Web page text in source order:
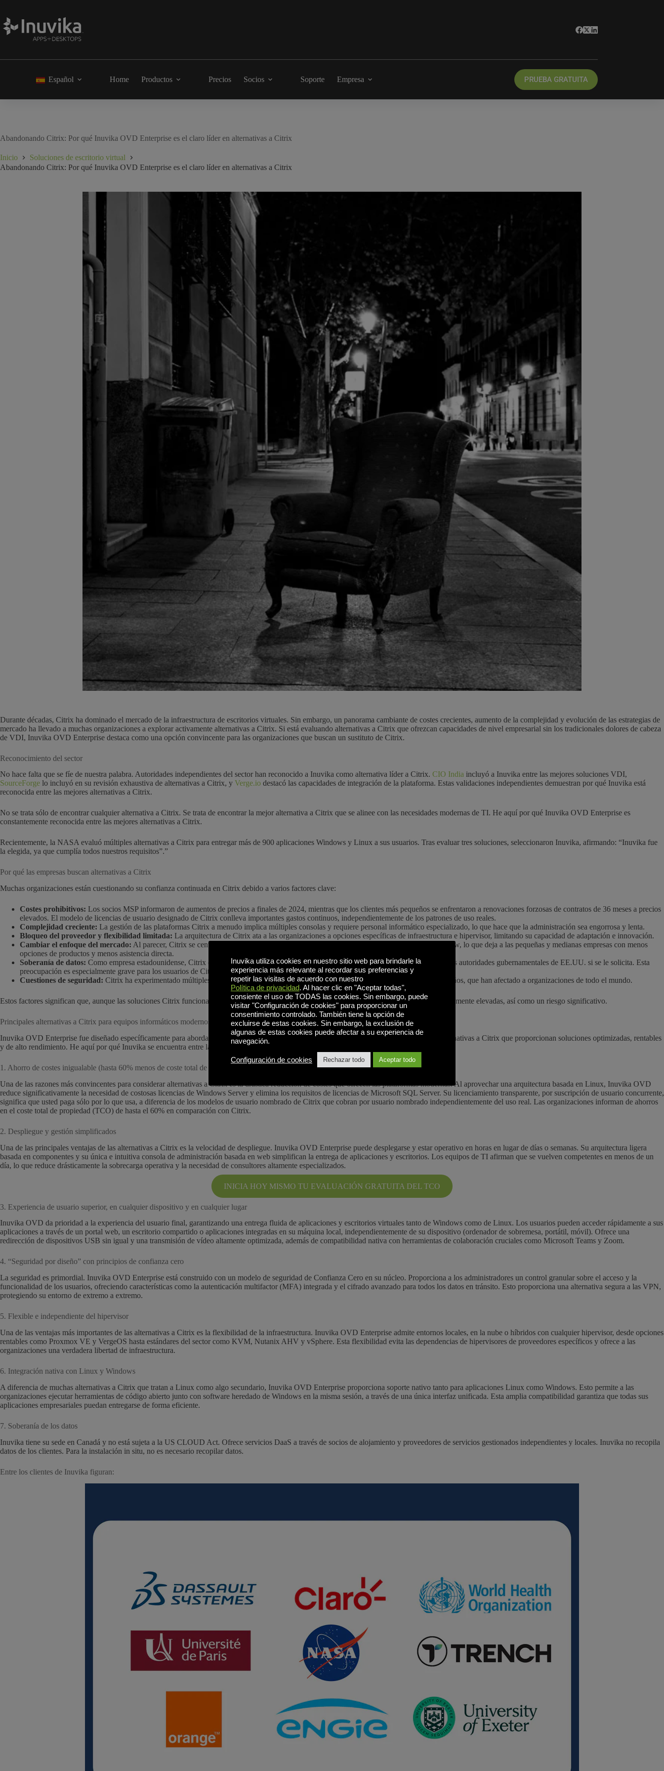
Español Home Productos Precios Socios Soporte Empresa PRUEBA GRATUITA
Abandonando Citrix: Por qué Inuvika OVD Enterprise es el claro líder en alternativas a Citrix
Inicio
Soluciones de escritorio virtual
Abandonando Citrix: Por qué Inuvika OVD Enterprise es el claro líder en alternativas a Citrix
Durante décadas, Citrix ha dominado el mercado de la infraestructura de escritorios virtuales. Sin embargo, un panorama cambiante de costes crecientes, aumento de la complejidad y evolución de las estrategias de
mercado ha llevado a muchas organizaciones a explorar activamente alternativas a Citrix. Si está evaluando alternativas a Citrix que ofrezcan capacidades de nivel empresarial sin los tradicionales dolores de cabeza
de VDI, Inuvika OVD Enterprise destaca como una opción convincente para las organizaciones que buscan un sustituto de Citrix.
Reconocimiento del sector
No hace falta que se fíe de nuestra palabra. Autoridades independientes del sector han reconocido a Inuvika como alternativa líder a Citrix. CIO India incluyó a Inuvika entre las mejores soluciones VDI,
SourceForge lo incluyó en su revisión exhaustiva de alternativas a Citrix, y Verge.io destacó las capacidades de integración de la plataforma. Estas validaciones independientes demuestran por qué Inuvika está
reconocida entre las mejores alternativas a Citrix.
No se trata sólo de encontrar cualquier alternativa a Citrix. Se trata de encontrar la mejor alternativa a Citrix que se alinee con las necesidades modernas de TI. He aquí por qué Inuvika OVD Enterprise es
constantemente reconocida entre las mejores alternativas a Citrix.
Recientemente, la NASA evaluó múltiples alternativas a Citrix para entregar más de 900 aplicaciones Windows y Linux a sus usuarios. Tras evaluar tres soluciones, seleccionaron Inuvika, afirmando: “Inuvika fue
la elegida, ya que cumplía todos nuestros requisitos”.”
Por qué las empresas buscan alternativas a Citrix
Muchas organizaciones están cuestionando su confianza continuada en Citrix debido a varios factores clave:
Costes prohibitivos: Los socios MSP informaron de aumentos de precios a finales de 2024, mientras que los clientes más pequeños se enfrentaron a renovaciones forzosas de contratos de 36 meses a precios
elevados. El modelo de licencias de usuario designado de Citrix conlleva importantes gastos continuos, independientemente de los patrones de uso reales.
Complejidad creciente: La gestión de las plataformas Citrix a menudo implica múltiples consolas y requiere personal informático especializado, lo que hace que la administración sea engorrosa y lenta.
Bloqueo del proveedor y flexibilidad limitada: La arquitectura de Citrix ata a las organizaciones a opciones específicas de infraestructura e hipervisor, limitando su capacidad de adaptación e innovación.
Cambiar el enfoque del mercado: Al parecer, Citrix se centra en sus 1.000 clientes más importantes y ha externalizado la asistencia a Arrow, lo que deja a las pequeñas y medianas empresas con menos
opciones de productos y menos asistencia directa.
Soberanía de datos: Como empresa estadounidense, Citrix está sujeta a la Ley CLOUD de EE.UU. y estaría obligada a entregar datos a las autoridades gubernamentales de EE.UU. si se le solicita. Esta
preocupación es especialmente grave para los usuarios de Citrix DaaS que almacenan todos sus datos en Citrix Cloud.
Cuestiones de seguridad: Citrix ha experimentado múltiples brechas de seguridad importantes relacionadas con NetScaler en los últimos años, que han afectado a organizaciones de todo el mundo.
Estos factores significan que, aunque las soluciones Citrix funcionan técnicamente, a menudo conllevan cargas operativas y financieras innecesariamente elevadas, así como un riesgo significativo.
Principales alternativas a Citrix para equipos informáticos modernos
Inuvika OVD Enterprise fue diseñado específicamente para abordar las limitaciones de las implementaciones de Citrix heredadas, ofreciendo alternativas a Citrix que proporcionan soluciones optimizadas, rentables
y de alto rendimiento. He aquí por qué Inuvika se encuentra entre las mejores alternativas a Citrix:
1. Ahorro de costes inigualable (hasta 60% menos de coste total de propiedad)
Una de las razones más convincentes para considerar alternativas a Citrix es la drástica reducción de costes que ofrecen las plataformas modernas. Al aprovechar una arquitectura basada en Linux, Inuvika OVD
reduce significativamente la necesidad de costosas licencias de Windows Server y elimina los requisitos de licencias de Microsoft SQL Server. Su licenciamiento transparente, por suscripción de usuario concurrente,
significa que usted paga sólo por lo que usa, a diferencia de los modelos de usuario nombrado de Citrix que cobran por usuario nombrado independientemente del uso real. Las organizaciones informan de ahorros
en el coste total de propiedad (TCO) de hasta el 60% en comparación con Citrix.
2. Despliegue y gestión simplificados
Una de las principales ventajas de las alternativas a Citrix es la velocidad de despliegue. Inuvika OVD Enterprise puede desplegarse y estar operativo en horas en lugar de días o semanas. Su arquitectura ligera
basada en componentes y su única e intuitiva consola de administración basada en web simplifican la entrega de aplicaciones y escritorios. Los equipos de TI afirman que se vuelven competentes en menos de un
día, lo que reduce drásticamente la sobrecarga operativa y la necesidad de consultores altamente especializados.
INICIA HOY MISMO TU EVALUACIÓN GRATUITA DEL TCO
3. Experiencia de usuario superior, en cualquier dispositivo y en cualquier lugar
Inuvika OVD da prioridad a la experiencia del usuario final, garantizando una entrega fluida de aplicaciones y escritorios virtuales tanto de Windows como de Linux. Los usuarios pueden acceder rápidamente a sus
aplicaciones a través de un portal web, un escritorio compartido o aplicaciones integradas en su máquina local, independientemente de su dispositivo (ordenador de sobremesa, portátil, móvil). Ofrece una
redirección de dispositivos USB sin igual y una transmisión de vídeo altamente optimizada, además de compatibilidad nativa con herramientas de colaboración cruciales como Microsoft Teams y Zoom.
4. “Seguridad por diseño” con principios de confianza cero
La seguridad es primordial. Inuvika OVD Enterprise está construido con un modelo de seguridad de Confianza Cero en su núcleo. Proporciona a los administradores un control granular sobre el acceso y la
funcionalidad de los usuarios, ofreciendo características como la autenticación multifactor (MFA) integrada y el cifrado avanzado para todos los datos en tránsito. Esto proporciona una alternativa segura a las VPN,
protegiendo su entorno de extremo a extremo.
5. Flexible e independiente del hipervisor
Una de las ventajas más importantes de las alternativas a Citrix es la flexibilidad de la infraestructura. Inuvika OVD Enterprise admite entornos locales, en la nube o híbridos con cualquier hipervisor, desde opciones
rentables como Proxmox VE y VergeOS hasta estándares del sector como KVM, Nutanix AHV y vSphere. Esta flexibilidad evita las dependencias de hipervisores de proveedores específicos y ofrece a las
organizaciones una verdadera libertad de infraestructura.
6. Integración nativa con Linux y Windows
A diferencia de muchas alternativas a Citrix que tratan a Linux como algo secundario, Inuvika OVD Enterprise proporciona soporte nativo tanto para aplicaciones Linux como Windows. Esto permite a las
organizaciones ejecutar herramientas de código abierto junto con software heredado de Windows en la misma sesión, a través de una única interfaz unificada. Esta amplia compatibilidad garantiza que todas sus
aplicaciones empresariales puedan entregarse de forma eficiente.
7. Soberanía de los datos
Inuvika tiene su sede en Canadá y no está sujeta a la US CLOUD Act. Ofrece servicios DaaS a través de socios de alojamiento y proveedores de servicios gestionados independientes y locales. Inuvika no recopila
datos de los clientes. Para la instalación in situ, no es necesario recopilar datos.
Entre los clientes de Inuvika figuran:
Inuvika utiliza cookies en nuestro sitio web para brindarle la
experiencia más relevante al recordar sus preferencias y
repetir las visitas de acuerdo con nuestro
Política de privacidad. Al hacer clic en "Aceptar todas",
consiente el uso de TODAS las cookies. Sin embargo, puede
visitar "Configuración de cookies" para proporcionar un
consentimiento controlado. También tiene la opción de
excluirse de estas cookies. Sin embargo, la exclusión de
algunas de estas cookies puede afectar a su experiencia de
navegación.
Configuración de cookies Rechazar todo Aceptar todo